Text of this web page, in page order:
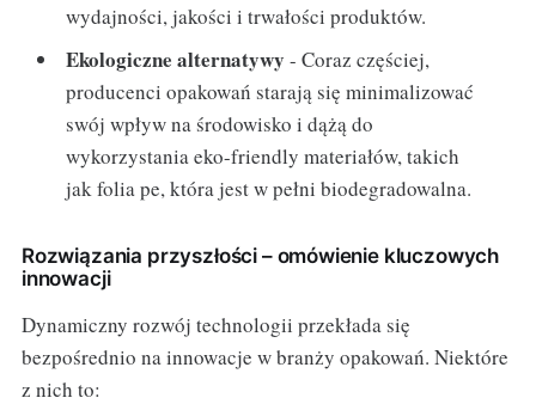
wydajności, jakości i trwałości produktów.
Ekologiczne alternatywy - Coraz częściej,
producenci opakowań starają się minimalizować
swój wpływ na środowisko i dążą do
wykorzystania eko-friendly materiałów, takich
jak folia pe, która jest w pełni biodegradowalna.
Rozwiązania przyszłości – omówienie kluczowych
innowacji
Dynamiczny rozwój technologii przekłada się
bezpośrednio na innowacje w branży opakowań. Niektóre
z nich to: